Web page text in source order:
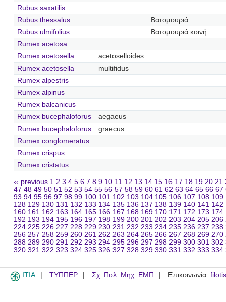
Rubus saxatilis
Rubus thessalus
Βατομουριά …
Rubus ulmifolius
Βατομουριά κοινή
Rumex acetosa
Rumex acetosella
acetoselloides
Rumex acetosella
multifidus
Rumex alpestris
Rumex alpinus
Rumex balcanicus
Rumex bucephaloforus
aegaeus
Rumex bucephaloforus
graecus
Rumex conglomeratus
Rumex crispus
Rumex cristatus
‹‹ previous 1 2 3 4 5 6 7 8 9 10 11 12 13 14 15 16 17 18 19 20 21
47 48 49 50 51 52 53 54 55 56 57 58 59 60 61 62 63 64 65 66 67
93 94 95 96 97 98 99 100 101 102 103 104 105 106 107 108 109
128 129 130 131 132 133 134 135 136 137 138 139 140 141 142
160 161 162 163 164 165 166 167 168 169 170 171 172 173 174
192 193 194 195 196 197 198 199 200 201 202 203 204 205 206
224 225 226 227 228 229 230 231 232 233 234 235 236 237 238
256 257 258 259 260 261 262 263 264 265 266 267 268 269 270
288 289 290 291 292 293 294 295 296 297 298 299 300 301 302
320 321 322 323 324 325 326 327 328 329 330 331 332 333 334
ITIA ΤΥΠΠΕΡ Σχ. Πολ. Μηχ. ΕΜΠ Επικοινωνία: